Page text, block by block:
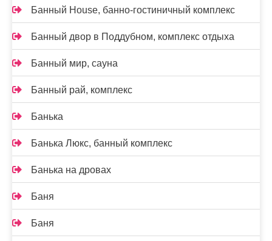
Банный House, банно-гостиничный комплекс
Банный двор в Поддубном, комплекс отдыха
Банный мир, сауна
Банный рай, комплекс
Банька
Банька Люкс, банный комплекс
Банька на дровах
Баня
Баня